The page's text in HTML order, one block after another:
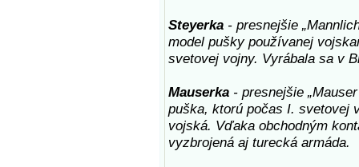
Steyerka - presnejšie
model pušky používanej
svetovej vojny. Vyrábala sa v
Mauserka - presnejšie
puška, ktorú počas I. svetovej
vojská. Vďaka obchodným
vyzbrojená aj turecká armáda.